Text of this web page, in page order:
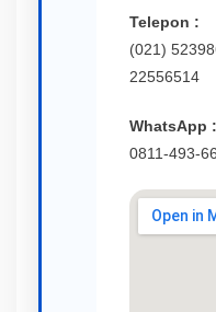
Telepon :
(021)
22556514
WhatsApp :
0811-493-